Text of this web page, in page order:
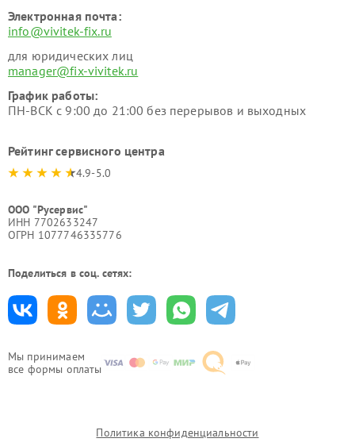
Мы принимаем
все формы оплаты
Электронная почта:
info@vivitek-fix.ru
для юридических лиц
manager@fix-vivitek.ru
График работы:
ПН-ВСК с 9:00 до 21:00 без перерывов и выходных
Рейтинг сервисного центра
4.9-5.0
ООО "Русервис"
ИНН 7702633247
ОГРН 1077746335776
Поделиться в соц. сетях:
Политика конфиденциальности